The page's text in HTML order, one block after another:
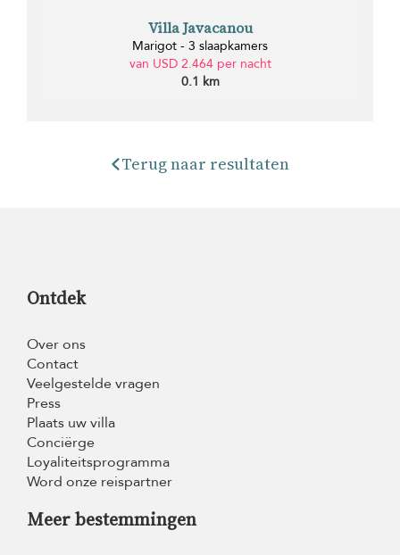
Villa Javacanou
Marigot - 3 slaapkamers
van USD 2.464 per nacht
0.1 km
Terug naar resultaten
Ontdek
Over ons
Contact
Veelgestelde vragen
Press
Plaats uw villa
Conciërge
Loyaliteitsprogramma
Word onze reispartner
Meer bestemmingen